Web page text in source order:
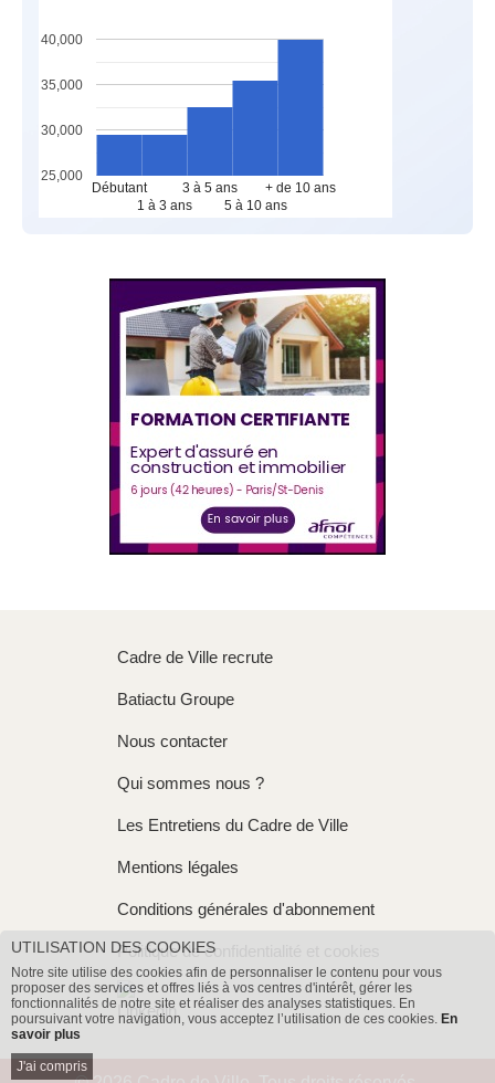
Débutant
1 à 3 ans
3 à 5 ans
5 à 10 ans
+ de 10 ans
25,000
30,000
35,000
40,000
Cadre de Ville recrute
Batiactu Groupe
Nous contacter
Qui sommes nous ?
Les Entretiens du Cadre de Ville
Mentions légales
Conditions générales d'abonnement
Politique de confidentialité et cookies
UTILISATION DES COOKIES
Notre site utilise des cookies afin de personnaliser le contenu pour vous
proposer des services et offres liés à vos centres d'intérêt, gérer les
fonctionnalités de notre site et réaliser des analyses statistiques. En
poursuivant votre navigation, vous acceptez l’utilisation de ces cookies. En
savoir plus
J'ai compris